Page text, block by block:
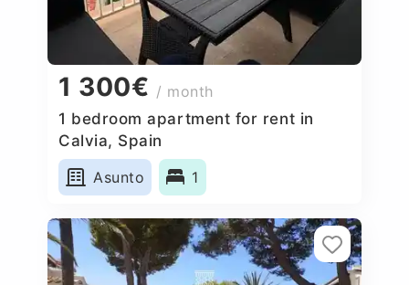
1 300€ / month
1 bedroom apartment for rent in
Calvia, Spain
Asunto
1